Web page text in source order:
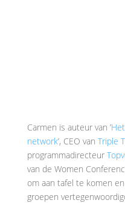
Carmen is auteur van ’
network’, CEO van Triple
programmadirecteur
van de Women
om aan tafel te komen
groepen